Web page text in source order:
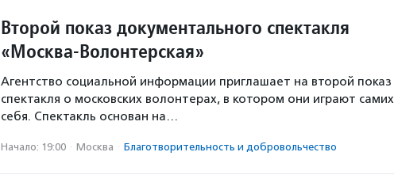
Второй показ документального спектакля
«Москва-Волонтерская»
Агентство социальной информации приглашает на второй показ
спектакля о московских волонтерах, в котором они играют самих
себя. Спектакль основан на…
Начало: 19:00 · Москва · Благотвори­тель­ность и доброволь­чест­во